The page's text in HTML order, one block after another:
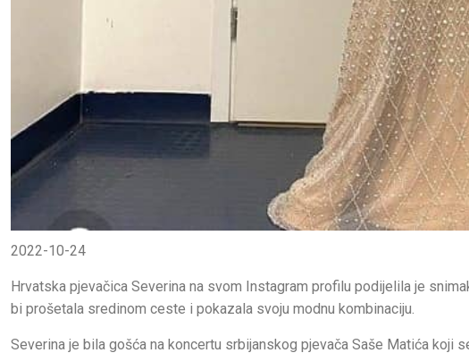
2022-10-24
Hrvatska pjevačica Severina na svom Instagram profilu podijelila je
bi prošetala sredinom ceste i pokazala svoju modnu kombinaciju.
Severina je bila gošća na koncertu srbijanskog pjevača Saše Matića koji